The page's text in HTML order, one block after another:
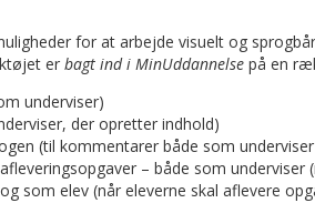
for at arbejde visuelt og
er bagt ind i MinUddannelse på en
underviser)
der opretter indhold)
(til kommentarer både som
– både som underviser
som elev (når eleverne skal aflevere